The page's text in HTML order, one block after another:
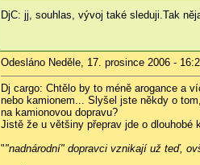
DjC: jj, souhlas, vývoj také sleduji.Tak
Odesláno Neděle, 17. prosince 2006 -
Dj cargo: Chtělo by to méně arogance a
nebo kamionem... Slyšel jste někdy o
na kamionovou dopravu?
Jistě že u většiny přeprav jde o dlouhobé
""nadnárodní" dopravci vznikají už teď,